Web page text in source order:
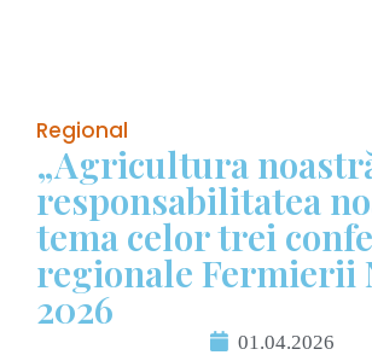
Regional
„Agricultura
responsabilitatea
tema celor trei
regionale Fermierii
2026
01.04.2026